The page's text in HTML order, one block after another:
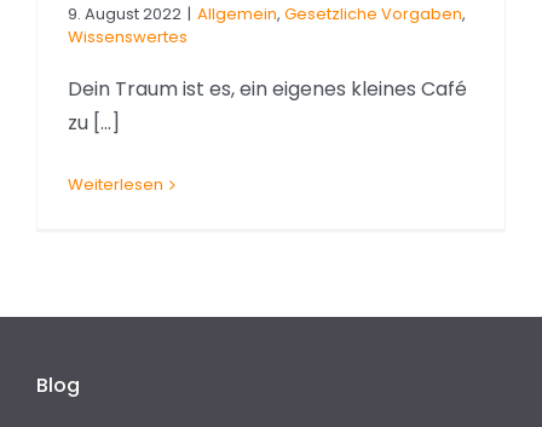
9. August 2022 | Allgemein, Gesetzliche Vorgaben,
Wissenswertes
Dein Traum ist es, ein eigenes kleines Café
zu [...]
Weiterlesen
Blog